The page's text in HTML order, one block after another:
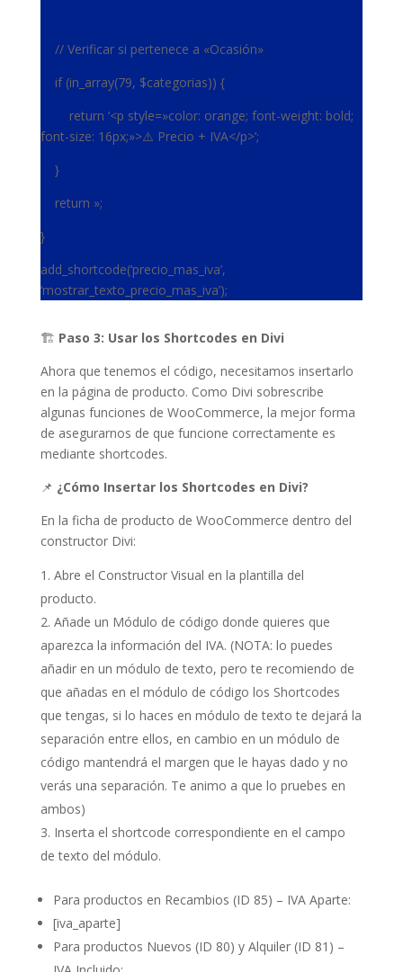
// Verificar si pertenece a «Ocasión»
if (in_array(79, $categorias)) {
return ‘<p style=»color: orange; font-weight: bold;
font-size: 16px;»>⚠️ Precio + IVA</p>’;
}
return »;
}
add_shortcode(‘precio_mas_iva’,
‘mostrar_texto_precio_mas_iva’);
🏗 Paso 3: Usar los Shortcodes en Divi
Ahora que tenemos el código, necesitamos insertarlo
en la página de producto. Como Divi sobrescribe
algunas funciones de WooCommerce, la mejor forma
de asegurarnos de que funcione correctamente es
mediante shortcodes.
📌 ¿Cómo Insertar los Shortcodes en Divi?
En la ficha de producto de WooCommerce dentro del
constructor Divi:
Abre el Constructor Visual en la plantilla del
producto.
Añade un Módulo de código donde quieres que
aparezca la información del IVA. (NOTA: lo puedes
añadir en un módulo de texto, pero te recomiendo de
que añadas en el módulo de código los Shortcodes
que tengas, si lo haces en módulo de texto te dejará la
separación entre ellos, en cambio en un módulo de
código mantendrá el margen que le hayas dado y no
verás una separación. Te animo a que lo pruebes en
ambos)
Inserta el shortcode correspondiente en el campo
de texto del módulo.
Para productos en Recambios (ID 85) – IVA Aparte:
[iva_aparte]
Para productos Nuevos (ID 80) y Alquiler (ID 81) –